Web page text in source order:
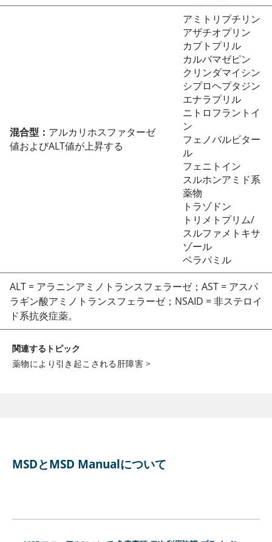
混合型： アルカリホスファターゼ
値およびALT値が上昇する
アミトリプチリン
アザチオプリン
カプトプリル
カルバマゼピン
クリンダマイシン
シプロヘプタジン
エナラプリル
ニトロフラントイ
ン
フェノバルビター
ル
フェニトイン
スルホンアミド系
薬物
トラゾドン
トリメトプリム/
スルファメトキサ
ゾール
ベラパミル
ALT = アラニンアミノトランスフェラーゼ；AST = アスパ
ラギン酸アミノトランスフェラーゼ；NSAID = 非ステロイ
ド系抗炎症薬。
関連するトピック
薬物により引き起こされる肝障害 >
MSDとMSD Manualについて